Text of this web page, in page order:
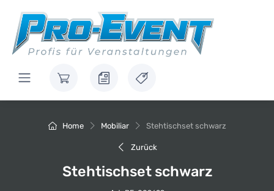
Home Mobiliar Stehtischset schwarz
Zurück
Stehtischset schwarz